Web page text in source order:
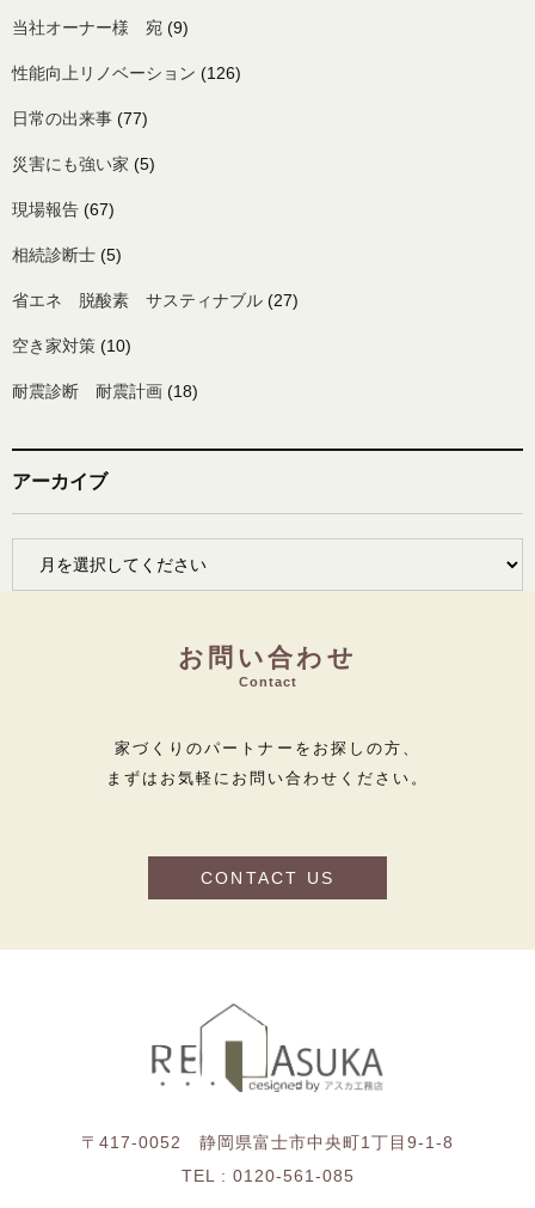
当社オーナー様 宛 (9)
性能向上リノベーション (126)
日常の出来事 (77)
災害にも強い家 (5)
現場報告 (67)
相続診断士 (5)
省エネ 脱酸素 サスティナブル (27)
空き家対策 (10)
耐震診断 耐震計画 (18)
アーカイブ
お問い合わせ
Contact
家づくりのパートナーをお探しの方、
まずはお気軽にお問い合わせください。
CONTACT US
〒417-0052 静岡県富士市中央町1丁目9-1-8
TEL : 0120-561-085